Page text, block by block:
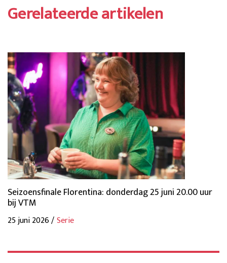
Gerelateerde artikelen
Seizoensfinale Florentina: donderdag 25 juni 20.00 uur
bij VTM
25 juni 2026 /Serie